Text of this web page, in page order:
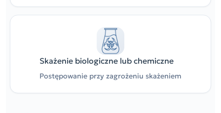
Skażenie biologiczne lub chemiczne
Postępowanie przy zagrożeniu skażeniem